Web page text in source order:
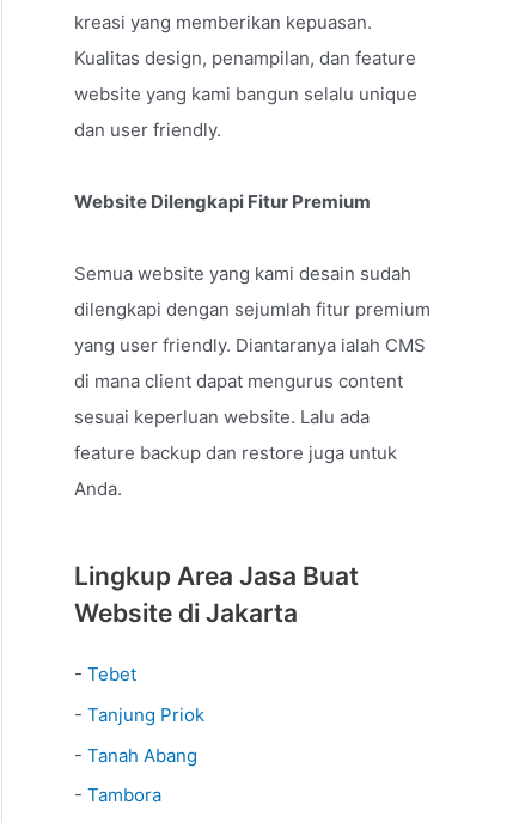
kreasi yang memberikan kepuasan.
Kualitas design, penampilan, dan feature
website yang kami bangun selalu unique
dan user friendly.
Website Dilengkapi Fitur Premium
Semua website yang kami desain sudah
dilengkapi dengan sejumlah fitur premium
yang user friendly. Diantaranya ialah CMS
di mana client dapat mengurus content
sesuai keperluan website. Lalu ada
feature backup dan restore juga untuk
Anda.
Lingkup Area Jasa Buat
Website di Jakarta
- Tebet
- Tanjung Priok
- Tanah Abang
- Tambora